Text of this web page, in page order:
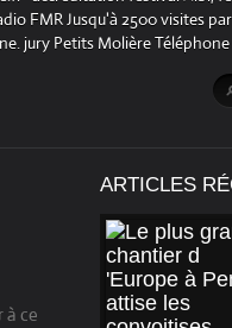
FMR Jusqu'à 2500 visites par
jury Petits Molière Téléphone
à ce
ARTICLES